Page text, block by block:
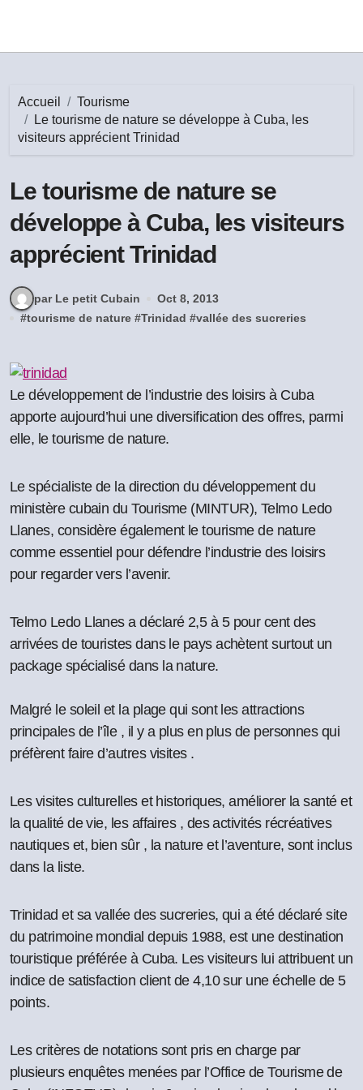
Accueil
Tourisme
Le tourisme de nature se développe à Cuba, les
visiteurs apprécient Trinidad
Le tourisme de nature se
développe à Cuba, les visiteurs
apprécient Trinidad
par Le petit Cubain
Oct 8, 2013
#tourisme de nature #Trinidad #vallée des sucreries
Le développement de l’industrie des loisirs à Cuba
apporte aujourd’hui une diversification des offres, parmi
elle, le tourisme de nature.
Le spécialiste de la direction du développement du
ministère cubain du Tourisme (MINTUR), Telmo Ledo
Llanes, considère également le tourisme de nature
comme essentiel pour défendre l’industrie des loisirs
pour regarder vers l’avenir.
Telmo Ledo Llanes a déclaré 2,5 à 5 pour cent des
arrivées de touristes dans le pays achètent surtout un
package spécialisé dans la nature.
Malgré le soleil et la plage qui sont les attractions
principales de l’île , il y a plus en plus de personnes qui
préfèrent faire d’autres visites .
Les visites culturelles et historiques, améliorer la santé et
la qualité de vie, les affaires , des activités récréatives
nautiques et, bien sûr , la nature et l’aventure, sont inclus
dans la liste.
Trinidad et sa vallée des sucreries, qui a été déclaré site
du patrimoine mondial depuis 1988, est une destination
touristique préférée à Cuba. Les visiteurs lui attribuent un
indice de satisfaction client de 4,10 sur une échelle de 5
points.
Les critères de notations sont pris en charge par
plusieurs enquêtes menées par l’Office de Tourisme de